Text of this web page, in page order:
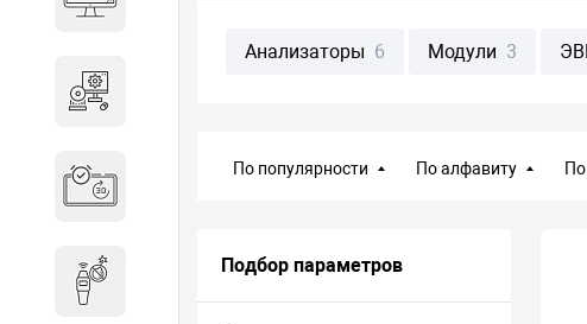
Система бронирования
Досмотровое оборудование
Анализаторы 6 Модули 3
По популярности По алфавиту По
Подбор параметров